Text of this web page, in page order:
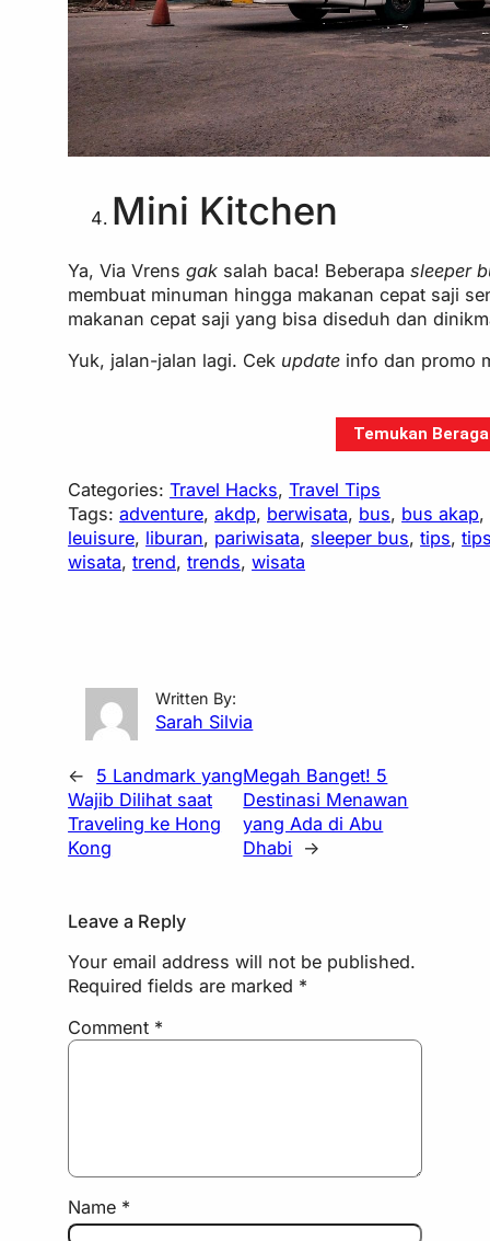
Mini Kitchen
Ya, Via Vrensgak salah baca! Beberapasleeper
membuat minuman hingga makanan cepat saji
makanan cepat saji yang bisa diseduh dan
Yuk, jalan-jalan lagi. Cek update info dan promo
Temukan
Categories:Travel Hacks, Travel Tips
Tags:adventure, akdp, berwisata, bus, bus akap,
leuisure, liburan, pariwisata, sleeper bus, tips,
wisata, trend, trends, wisata
Written By:
Sarah Silvia
←
5 Landmark yang
Wajib Dilihat saat
Traveling ke Hong
Kong
Megah Banget! 5
Destinasi Menawan
yang Ada di Abu
Dhabi
→
Leave a Reply
Your email address will not be published.
Required fields are marked *
Comment *
Name *